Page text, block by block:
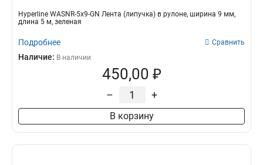
Hyperline WASNR-5x9-GN Лента (липучка) в рулоне, ширина 9 мм,
длина 5 м, зеленая
Подробнее Сравнить
Наличие: В наличии
450,00 ₽
– +
В корзину